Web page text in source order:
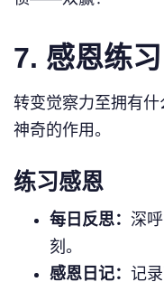
7. 感恩练习
转变觉察力至拥有
神奇的作用。
练习感恩
每日反思： 深
刻。
感恩日记： 记